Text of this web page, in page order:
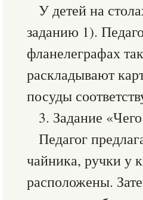
У детей на
заданию 1).
фланелеграфах
раскладывают
посуды
3. Задание
Педагог
чайника, ручки у
расположены.